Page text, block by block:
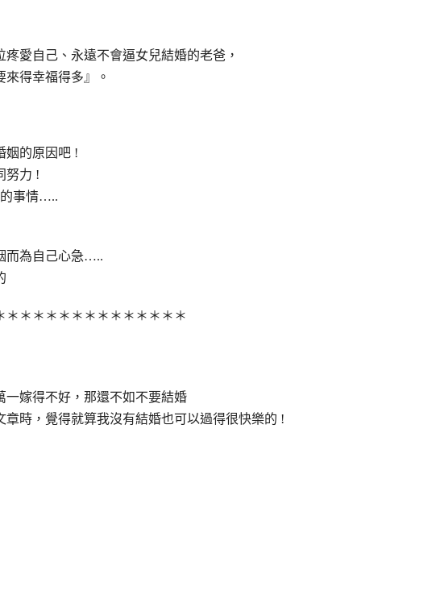
愛自己、永遠不會逼女兒結婚的老爸，
得幸福得多』。
姻的原因吧 !
努力 !
事情…..
而為自己心急…..
＊＊＊＊＊＊＊＊＊＊＊＊＊
一嫁得不好，那還不如不要結婚
時，覺得就算我沒有結婚也可以過得很快樂的 !